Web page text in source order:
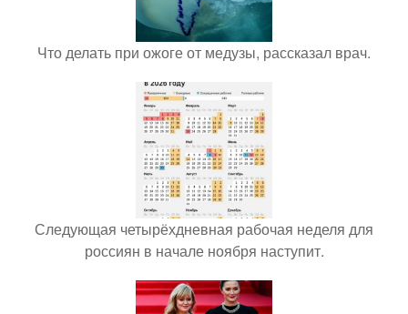
Что делать при ожоге от медузы, рассказал врач.
Следующая четырёхдневная рабочая неделя для
россиян в начале ноября наступит.